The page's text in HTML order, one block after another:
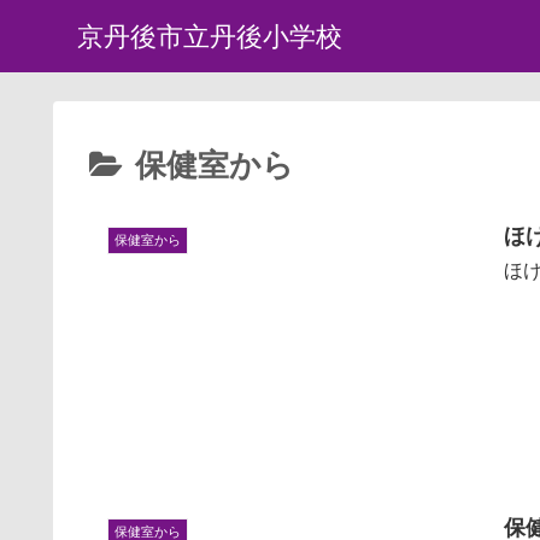
京丹後市立丹後小学校
保健室から
保健室から ほ
ほ
保健室から 保